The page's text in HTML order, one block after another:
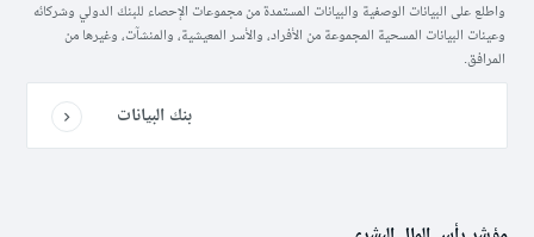
واطلع على البيانات الوصفية والبيانات المستمدة من مجموعات الإحصاء للبنك الدولي وشركائه
وعينات البيانات المسحية المجموعة من الأفراد، والأسر المعيشية، والمنشآت، وغيرها من
المرافق.
بنك البيانات